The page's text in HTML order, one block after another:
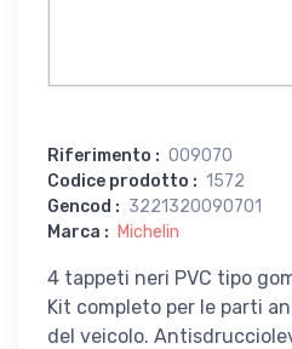
Riferimento : 009070
Codice prodotto : 1572
Gencod : 3221320090701
Marca : Michelin
4 tappeti neri PVC tipo
Kit completo per le parti
del veicolo.